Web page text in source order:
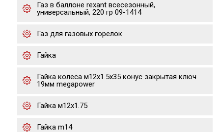
Газ в баллоне rexant всесезонный,
универсальный, 220 гр 09-1414
Газ для газовых горелок
Гайка
Гайка колеса м12х1.5х35 конус закрытая ключ
19мм megapower
Гайка м12х1.75
Гайка m14